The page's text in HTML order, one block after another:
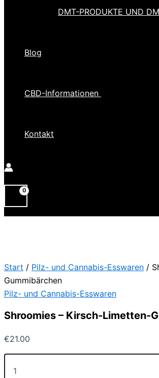
DMT-PRODUKTE UND
Blog
CBD-Informationen
Kontakt
Start / Pilz- und Cannabis-Esswaren /
Gummibärchen
Pilz- und Cannabis-Esswaren
Shroomies – Kirsch-Limetten-
€21.00
Shroomies